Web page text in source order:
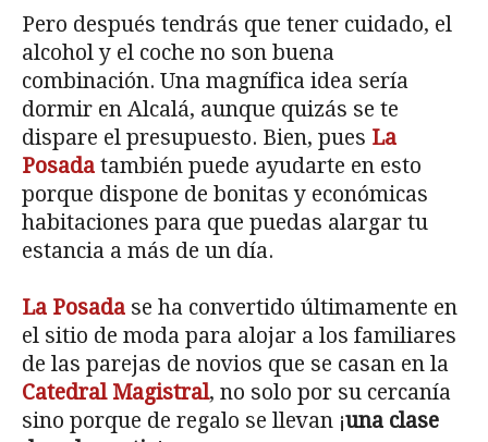
Pero después tendrás que tener cuidado, el
alcohol y el coche no son buena
combinación. Una magnífica idea sería
dormir en Alcalá, aunque quizás se te
dispare el presupuesto. Bien, pues La
Posada también puede ayudarte en esto
porque dispone de bonitas y económicas
habitaciones para que puedas alargar tu
estancia a más de un día.
La Posada se ha convertido últimamente en
el sitio de moda para alojar a los familiares
de las parejas de novios que se casan en la
Catedral Magistral, no solo por su cercanía
sino porque de regalo se llevan ¡una clase